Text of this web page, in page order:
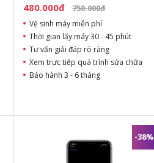
480.000đ 750.000đ
Vệ sinh máy miễn phí
Thời gian lấy máy 30 - 45 phút
Tư vấn giải đáp rõ ràng
Xem trực tiếp quá trình sửa chữa
Bảo hành 3 - 6 tháng
-38%